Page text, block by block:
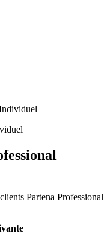
Partena Professional